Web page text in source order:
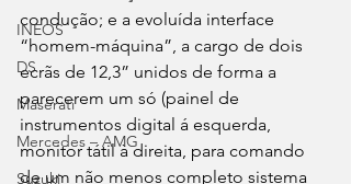
INEOS
DS
Maserati
Mercedes – AMG
Suzuki
condução; e a evoluída interface
“homem-máquina”, a cargo de dois
ecrãs de 12,3” unidos de forma a
parecerem um só (painel de
instrumentos digital á esquerda,
monitor tátil à direita, para comando
de um não menos completo sistema